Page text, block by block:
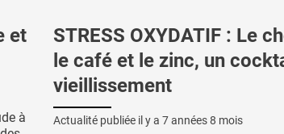
et
à
STRESS OXYDATIF : Le
le café et le zinc, un
vieillissement
Actualité publiée il y a 7 années 8 mois